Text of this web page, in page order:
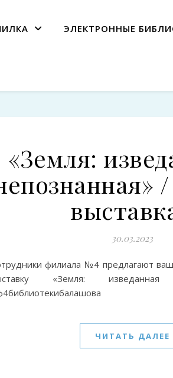
ЭЛЕКТРОННЫЕ
«Земля:
30.03.2023
филиала №4 предлагают
«Земля:
ЧИТАТЬ ДАЛЕЕ